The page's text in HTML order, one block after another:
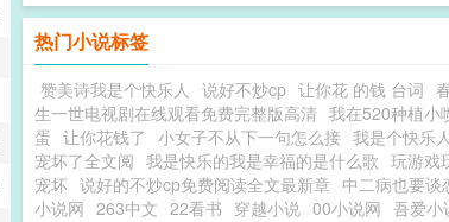
热门小说标签
赞美诗我是个快乐人 说好不炒cp 让你花 的钱 台词
生一世电视剧在线观看免费完整版高清 我在520种植小
蛋 让你花钱了 小女子不从下一句怎么接 我是个快乐
宠坏了全文阅 我是快乐的我是幸福的是什么歌 玩游戏
宠坏 说好的不炒cp免费阅读全文最新章 中二病也要谈
小说网 263中文 22看书 穿越小说 00小说网 吾爱小